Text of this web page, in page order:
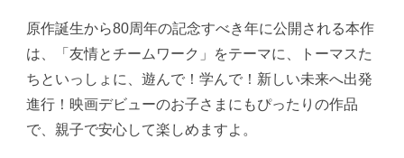
原作誕生から80周年の記念すべき年に公開される本作
は、「友情とチームワーク」をテーマに、トーマスた
ちといっしょに、遊んで！学んで！新しい未来へ出発
進行！映画デビューのお子さまにもぴったりの作品
で、親子で安心して楽しめますよ。